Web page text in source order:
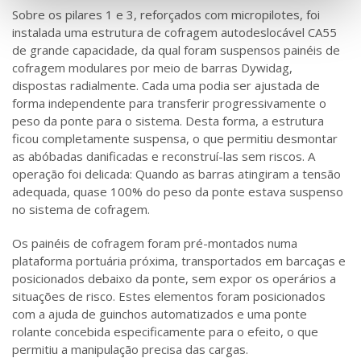
Sobre os pilares 1 e 3, reforçados com micropilotes, foi
instalada uma estrutura de cofragem autodeslocável CA55
de grande capacidade, da qual foram suspensos painéis de
cofragem modulares por meio de barras Dywidag,
dispostas radialmente. Cada uma podia ser ajustada de
forma independente para transferir progressivamente o
peso da ponte para o sistema. Desta forma, a estrutura
ficou completamente suspensa, o que permitiu desmontar
as abóbadas danificadas e reconstruí-las sem riscos. A
operação foi delicada: Quando as barras atingiram a tensão
adequada, quase 100% do peso da ponte estava suspenso
no sistema de cofragem.
Os painéis de cofragem foram pré-montados numa
plataforma portuária próxima, transportados em barcaças e
posicionados debaixo da ponte, sem expor os operários a
situações de risco. Estes elementos foram posicionados
com a ajuda de guinchos automatizados e uma ponte
rolante concebida especificamente para o efeito, o que
permitiu a manipulação precisa das cargas.